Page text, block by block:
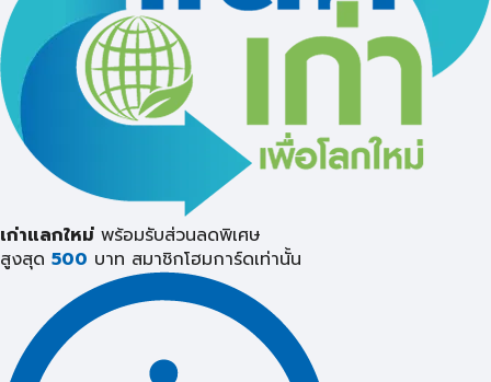
เก่าแลกใหม่ พร้อมรับส่วนลดพิเศษ
สูงสุด 500 บาท สมาชิกโฮมการ์ดเท่านั้น